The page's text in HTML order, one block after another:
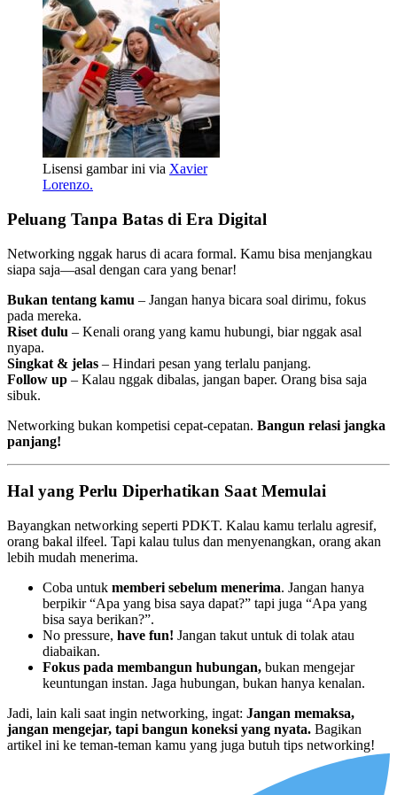
Lisensi gambar ini via Xavier
Lorenzo.
Peluang Tanpa Batas di Era Digital
Networking nggak harus di acara formal. Kamu bisa menjangkau
siapa saja—asal dengan cara yang benar!
Bukan tentang kamu – Jangan hanya bicara soal dirimu, fokus
pada mereka.
Riset dulu – Kenali orang yang kamu hubungi, biar nggak asal
nyapa.
Singkat & jelas – Hindari pesan yang terlalu panjang.
Follow up – Kalau nggak dibalas, jangan baper. Orang bisa saja
sibuk.
Networking bukan kompetisi cepat-cepatan. Bangun relasi jangka
panjang!
Hal yang Perlu Diperhatikan Saat Memulai
Bayangkan networking seperti PDKT. Kalau kamu terlalu agresif,
orang bakal ilfeel. Tapi kalau tulus dan menyenangkan, orang akan
lebih mudah menerima.
Coba untuk memberi sebelum menerima. Jangan hanya
berpikir “Apa yang bisa saya dapat?” tapi juga “Apa yang
bisa saya berikan?”.
No pressure, have fun! Jangan takut untuk di tolak atau
diabaikan.
Fokus pada membangun hubungan, bukan mengejar
keuntungan instan. Jaga hubungan, bukan hanya kenalan.
Jadi, lain kali saat ingin networking, ingat: Jangan memaksa,
jangan mengejar, tapi bangun koneksi yang nyata. Bagikan
artikel ini ke teman-teman kamu yang juga butuh tips networking!